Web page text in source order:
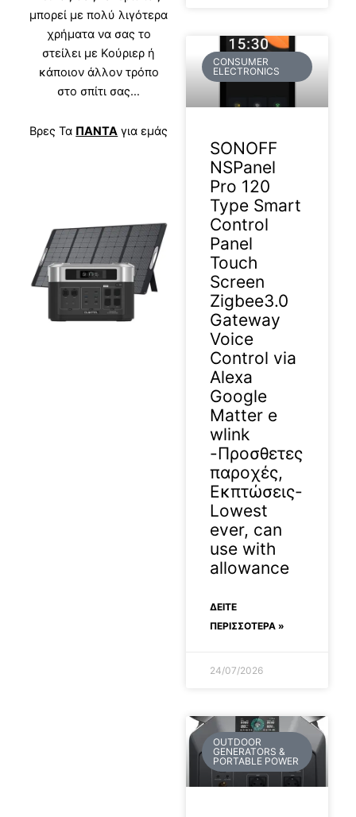
μπορεί με πολύ λιγότερα
χρήματα να σας το
στείλει με Κούριερ ή
κάποιον άλλον τρόπο
στο σπίτι σας…
Βρες Τα ΠΑΝΤΑ για εμάς
CONSUMER
ELECTRONICS
SONOFF
NSPanel
Pro 120
Type Smart
Control
Panel
Touch
Screen
Zigbee3.0
Gateway
Voice
Control via
Alexa
Google
Matter e
wlink
-Προσθετες
παροχές,
Εκπτώσεις-
Lowest
ever, can
use with
allowance
ΔΕΊΤΕ
ΠΕΡΙΣΣΟΤΕΡΑ »
24/07/2026
OUTDOOR
GENERATORS &
PORTABLE POWER